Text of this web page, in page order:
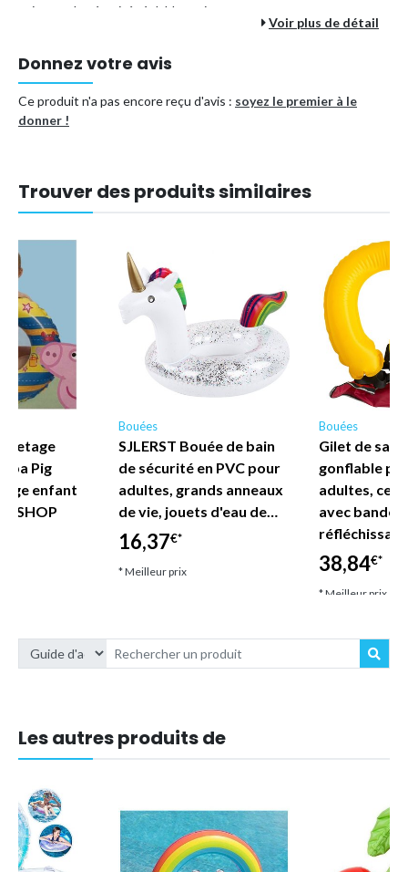
ceinture de sécurité réglable anti-retournement vous permet
d'ajuster la taille la plus confortable pour votre bébé. Le design
profiter du plaisir de la liste des eaux. Facile à ranger et étanche.
le siège de piscine pour bébé est équipé d'une soupape d'air de
sécurité, qui est gonflée pour un gonflage et un dégonflage
faciles.
Référence (EAN)
6927193529450
Voir plus de détail
Donnez votre avis
Ce produit n'a pas encore reçu d'avis : soyez le premier à le
donner !
Trouver des produits similaires
Pig
enfant
SHOP
Bouées
SJLERST Bouée de bain
de sécurité en PVC pour
adultes, grands anneaux
de vie, jouets d'eau de…
16,37€*
* Meilleur prix
Bouées
Gilet de
gonflable
adultes,
avec bandes
38,84€*
* Meilleur prix
Les autres produits de